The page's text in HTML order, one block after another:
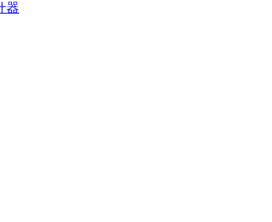
器